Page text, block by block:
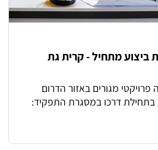
מתחיל - קרית גת
מגורים באזור הדרום
בתחילת דרכו במסגרת התפקיד:
הפן ההנדסי בשלבי השלד
תוכניות מול יועצים שונים
לביצוע ביצוע חישובי כמויות